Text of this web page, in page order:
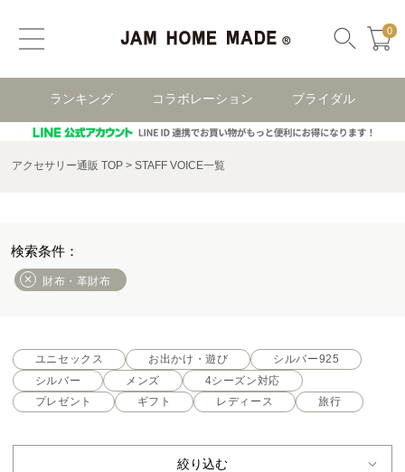
0
ランキング コラボレーション ブライダル
アクセサリー通販 TOP STAFF VOICE一覧
財布・革財布
ユニセックス お出かけ・遊び
シルバー925
シルバー
メンズ
4シーズン対応
プレゼント
ギフト レディース 旅行
絞り込む